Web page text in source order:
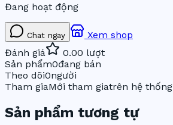
Đang hoạt động
Chat ngay
Xem shop
Đánh giá
0.00 lượt
Sản phẩm0đang bán
Theo dõi0người
Tham giaMới tham giatrên hệ thống
Sản phẩm tương tự